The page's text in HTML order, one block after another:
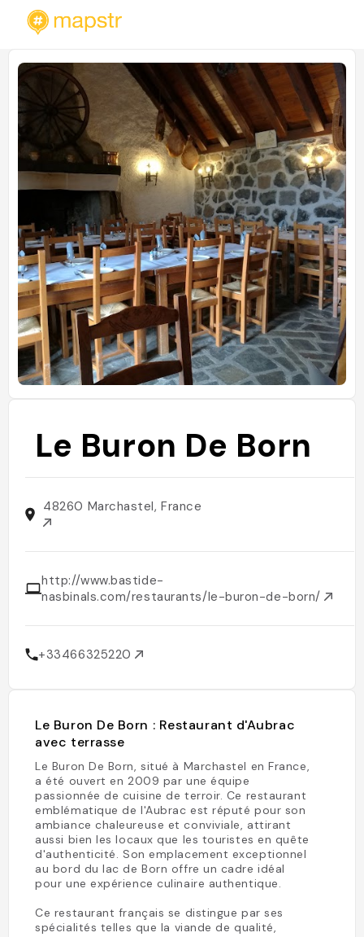
Le Buron De Born
48260 Marchastel, France
http://www.bastide-
nasbinals.com/restaurants/le-buron-de-born/
+33466325220
Le Buron De Born : Restaurant d'Aubrac
avec terrasse
Le Buron De Born, situé à Marchastel en France,
a été ouvert en 2009 par une équipe
passionnée de cuisine de terroir. Ce restaurant
emblématique de l'Aubrac est réputé pour son
ambiance chaleureuse et conviviale, attirant
aussi bien les locaux que les touristes en quête
d'authenticité. Son emplacement exceptionnel
au bord du lac de Born offre un cadre idéal
pour une expérience culinaire authentique.
Ce restaurant français se distingue par ses
spécialités telles que la viande de qualité,